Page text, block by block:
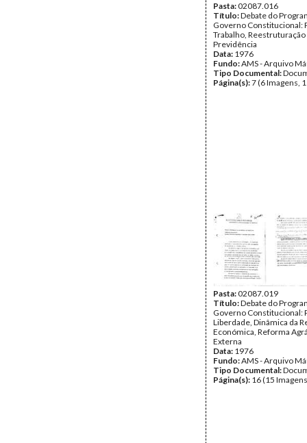
Pasta:02087.016
Título:Debate do
Governo Constitucional:
Trabalho, Reestruturação
Previdência
Data: 1976
Fundo:AMS - Arquivo
Tipo Documental:
Página(s):7 (6 Imagens,
Pasta:02087.019
Título:Debate do
Governo Constitucional:
Liberdade, Dinâmica da
Económica, Reforma
Externa
Data: 1976
Fundo:AMS - Arquivo
Tipo Documental:
Página(s): 16 (15